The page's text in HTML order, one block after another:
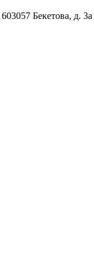
603057 Бекетова, д. 3а